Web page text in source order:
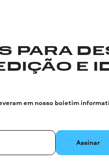
PARA
E
em nosso boletim
Assinar